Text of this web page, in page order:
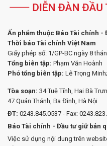
Ấn phẩm thuộc Báo Tài chính -
Thời báo Tài chính Việt Nam
Giấy phép số: 1/GP-BC ngày 8
Tổng biên tập: Phạm Văn Hoành
Phó tổng biên tập: Lê Trọng
Tòa soạn: 34 Tuệ Tĩnh, Hai Bà
47 Quán Thánh, Ba Đình, Hà Nội
ĐT: 0243.845.0537 - Fax:
Báo Tài chính - Đầu tư giữ bản
Việc sử dụng nội dung trên